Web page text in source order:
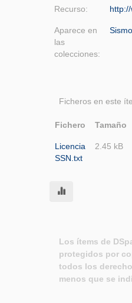
Recurso:
Aparece en
las
colecciones:
Ficheros en este
Fichero Tamaño
Licencia
SSN.txt
2.45 kB
Los ítems de
protegidos por
todos los
menos que se